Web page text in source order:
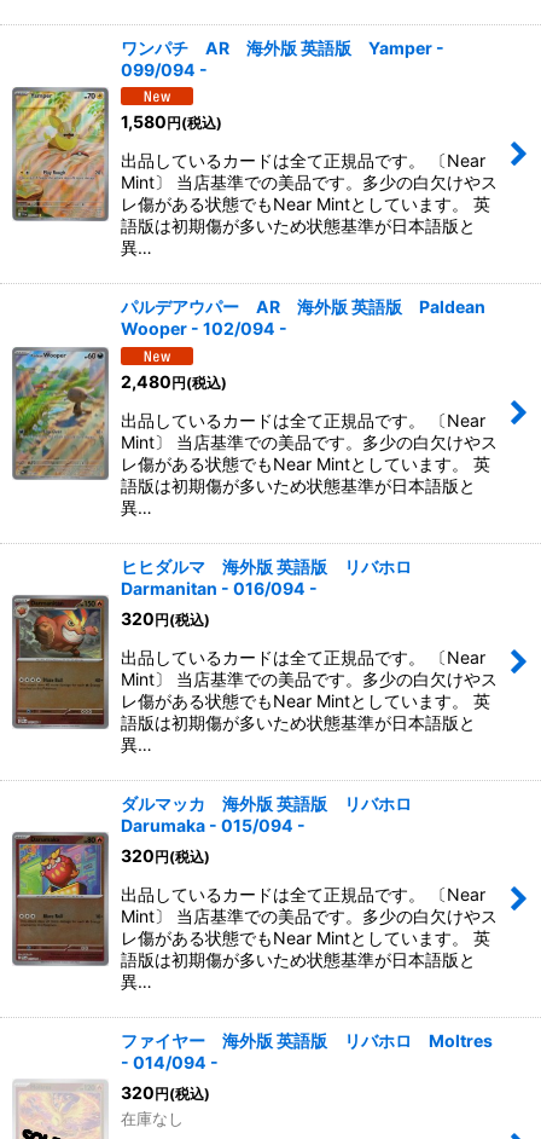
ワンパチ AR 海外版 英語版 Yamper -
099/094 -
1,580円(税込)
出品しているカードは全て正規品です。 〔Near
Mint〕 当店基準での美品です。多少の白欠けやス
レ傷がある状態でもNear Mintとしています。 英
語版は初期傷が多いため状態基準が日本語版と
異…
パルデアウパー AR 海外版 英語版 Paldean
Wooper - 102/094 -
2,480円(税込)
出品しているカードは全て正規品です。 〔Near
Mint〕 当店基準での美品です。多少の白欠けやス
レ傷がある状態でもNear Mintとしています。 英
語版は初期傷が多いため状態基準が日本語版と
異…
ヒヒダルマ 海外版 英語版 リバホロ
Darmanitan - 016/094 -
320円(税込)
出品しているカードは全て正規品です。 〔Near
Mint〕 当店基準での美品です。多少の白欠けやス
レ傷がある状態でもNear Mintとしています。 英
語版は初期傷が多いため状態基準が日本語版と
異…
ダルマッカ 海外版 英語版 リバホロ
Darumaka - 015/094 -
320円(税込)
出品しているカードは全て正規品です。 〔Near
Mint〕 当店基準での美品です。多少の白欠けやス
レ傷がある状態でもNear Mintとしています。 英
語版は初期傷が多いため状態基準が日本語版と
異…
ファイヤー 海外版 英語版 リバホロ Moltres
- 014/094 -
320円(税込)
在庫なし